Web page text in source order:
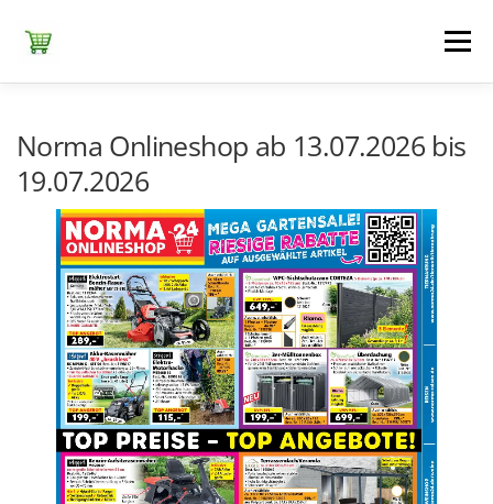
Inhalt
springen
Menü
LIDL NETTO DISCOUNT NORMA REWE
+ ALLE
Norma Onlineshop ab 13.07.2026 bis
19.07.2026